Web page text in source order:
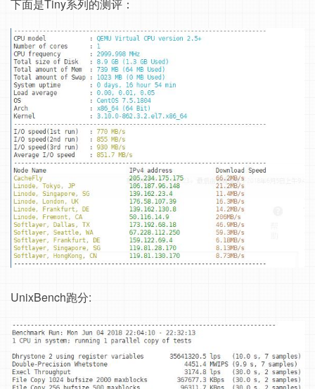
下面是Tiny系列的测评：
UnixBench跑分: